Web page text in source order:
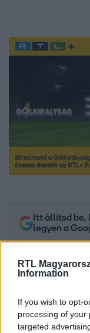
RTL
Information
If you wish to opt-
processing of your
targeted
Itt állítsd be,
legyen a